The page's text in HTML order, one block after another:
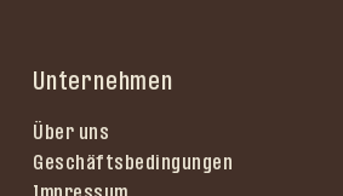
Unternehmen
Über uns
Geschäftsbedingungen